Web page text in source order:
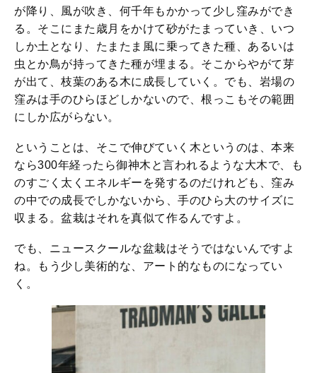
が降り、風が吹き、何千年もかかって少し窪みができ
る。そこにまた歳月をかけて砂がたまっていき、いつ
しか土となり、たまたま風に乗ってきた種、あるいは
虫とか鳥が持ってきた種が埋まる。そこからやがて芽
が出て、枝葉のある木に成長していく。でも、岩場の
窪みは手のひらほどしかないので、根っこもその範囲
にしか広がらない。
ということは、そこで伸びていく木というのは、本来
なら300年経ったら御神木と言われるような大木で、も
のすごく太くエネルギーを発するのだけれども、窪み
の中での成長でしかないから、手のひら大のサイズに
収まる。盆栽はそれを真似て作るんですよ。
でも、ニュースクールな盆栽はそうではないんですよ
ね。もう少し美術的な、アート的なものになってい
く。